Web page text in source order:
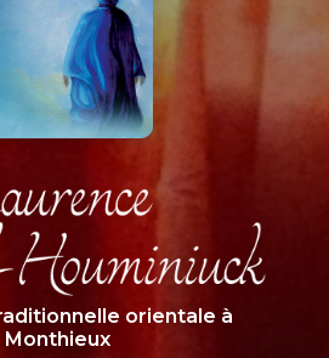
orientale à
Monthieux